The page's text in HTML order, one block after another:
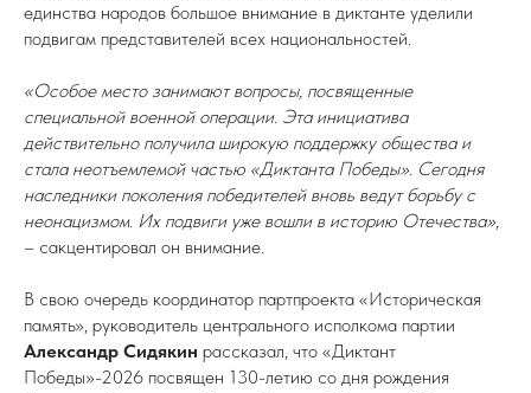
единства народов большое внимание в диктанте уделили
подвигам представителей всех национальностей.
«Особое место занимают вопросы, посвященные
специальной военной операции. Эта инициатива
действительно получила широкую поддержку общества и
стала неотъемлемой частью «Диктанта Победы». Сегодня
наследники поколения победителей вновь ведут борьбу с
неонацизмом. Их подвиги уже вошли в историю Отечества»,
– сакцентировал он внимание.
В свою очередь координатор партпроекта «Историческая
память», руководитель центрального исполкома партии
Александр Сидякин рассказал, что «Диктант
Победы»-2026 посвящен 130-летию со дня рождения